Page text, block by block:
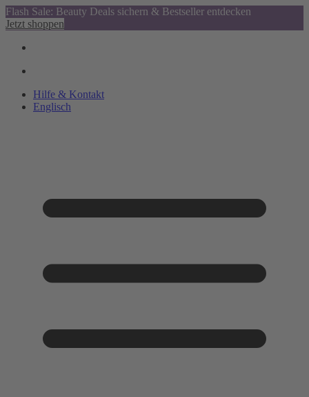
Flash Sale: Beauty Deals sichern & Bestseller entdecken
Jetzt shoppen
Hilfe & Kontakt
Englisch